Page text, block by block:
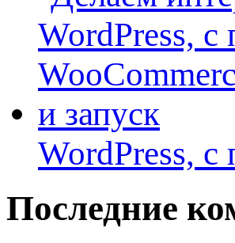
WordPress, с
Последние